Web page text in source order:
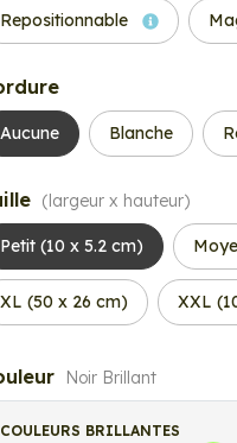
Repositionnable
Aucune Blanche
(largeur x hauteur)
Petit (10 x 5.2 cm)
XL (50 x 26 cm) XXL
Noir Brillant
COULEURS BRILLANTES